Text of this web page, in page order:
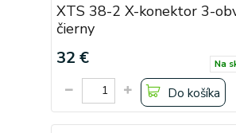
XTS 38-2 X-konektor 3-
čierny
32 € Na
Do košíka